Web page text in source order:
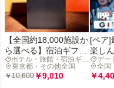
【全国約18,000施設か
ら選べる】宿泊ギフト
(ホテル・旅館)
ホテル・旅館・宿泊ギフ
ト
東京都・その他全国
￥10,600 ￥9,010
[ペア]
楽し
デジ
の没
デー
全国
￥